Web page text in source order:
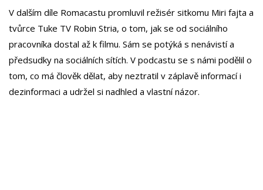
V dalším díle Romacastu promluvil režisér sitkomu Miri fajta a
tvůrce Tuke TV Robin Stria, o tom, jak se od sociálního
pracovníka dostal až k filmu. Sám se potýká s nenávistí a
předsudky na sociálních sítích. V podcastu se s námi podělil o
tom, co má člověk dělat, aby neztratil v záplavě informací i
dezinformaci a udržel si nadhled a vlastní názor.